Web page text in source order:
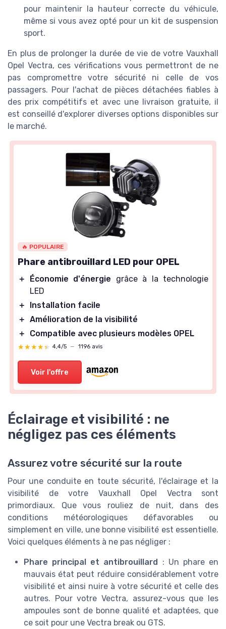
pour maintenir la hauteur correcte du véhicule,
même si vous avez opté pour un kit de suspension
sport.
En plus de prolonger la durée de vie de votre Vauxhall
Opel Vectra, ces vérifications vous permettront de ne
pas compromettre votre sécurité ni celle de vos
passagers. Pour l'achat de pièces détachées fiables à
des prix compétitifs et avec une livraison gratuite, il
est conseillé d'explorer diverses options disponibles sur
le marché.
🔥 POPULAIRE
Phare antibrouillard LED pour OPEL
＋ Économie d'énergie grâce à la technologie
LED
＋
Installation facile
＋ Amélioration de la visibilité
＋
Compatible avec plusieurs modèles OPEL
★★★★★
★★★★★ 4,4/5 — 1196 avis
Voir l'offre
Éclairage et visibilité : ne
négligez pas ces éléments
Assurez votre sécurité sur la route
Pour une conduite en toute sécurité, l'éclairage et la
visibilité de votre Vauxhall Opel Vectra sont
primordiaux. Que vous rouliez de nuit, dans des
conditions météorologiques défavorables ou
simplement en ville, une bonne visibilité est essentielle.
Voici quelques éléments à ne pas négliger :
Phare principal et antibrouillard : Un phare en
mauvais état peut réduire considérablement votre
visibilité et ainsi nuire à votre sécurité et celle des
autres. Pour votre Vectra, assurez-vous que les
ampoules sont de bonne qualité et adaptées, que
ce soit pour une Vectra break ou GTS.